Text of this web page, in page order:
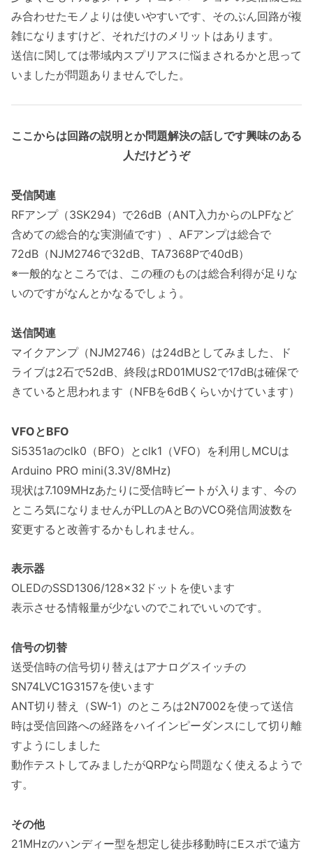
み合わせたモノよりは使いやすいです、そのぶん回路が複
雑になりますけど、それだけのメリットはあります。
送信に関しては帯域内スプリアスに悩まされるかと思って
いましたが問題ありませんでした。
ここからは回路の説明とか問題解決の話しです興味のある
人だけどうぞ
受信関連
RFアンプ（3SK294）で26dB（ANT入力からのLPFなど
含めての総合的な実測値です）、AFアンプは総合で
72dB（NJM2746で32dB、TA7368Pで40dB）
※一般的なところでは、この種のものは総合利得が足りな
いのですがなんとかなるでしょう。
送信関連
マイクアンプ（NJM2746）は24dBとしてみました、ド
ライブは2石で52dB、終段はRD01MUS2で17dBは確保で
きていると思われます（NFBを6dBくらいかけています）
VFOとBFO
Si5351aのclk0（BFO）とclk1（VFO）を利用しMCUは
Arduino PRO mini(3.3V/8MHz)
現状は7.109MHzあたりに受信時ビートが入ります、今の
ところ気になりませんがPLLのAとBのVCO発信周波数を
変更すると改善するかもしれません。
表示器
OLEDのSSD1306/128×32ドットを使います
表示させる情報量が少ないのでこれでいいのです。
信号の切替
送受信時の信号切り替えはアナログスイッチの
SN74LVC1G3157を使います
ANT切り替え（SW-1）のところは2N7002を使って送信
時は受信回路への経路をハイインピーダンスにして切り離
すようにしました
動作テストしてみましたがQRPなら問題なく使えるようで
す。
その他
21MHzのハンディー型を想定し徒歩移動時にEスポで遠方